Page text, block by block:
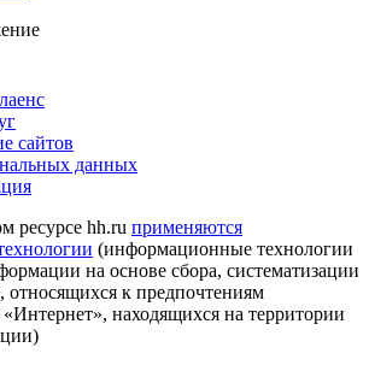
сайтов
данных
ресурсе hh.ru применяются
(информационные технологии
на основе сбора, систематизации
относящихся к предпочтениям
«Интернет», находящихся на территории